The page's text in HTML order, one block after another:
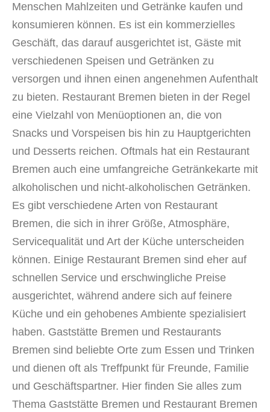
Menschen Mahlzeiten und Getränke kaufen und
konsumieren können. Es ist ein kommerzielles
Geschäft, das darauf ausgerichtet ist, Gäste mit
verschiedenen Speisen und Getränken zu
versorgen und ihnen einen angenehmen Aufenthalt
zu bieten. Restaurant Bremen bieten in der Regel
eine Vielzahl von Menüoptionen an, die von
Snacks und Vorspeisen bis hin zu Hauptgerichten
und Desserts reichen. Oftmals hat ein Restaurant
Bremen auch eine umfangreiche Getränkekarte mit
alkoholischen und nicht-alkoholischen Getränken.
Es gibt verschiedene Arten von Restaurant
Bremen, die sich in ihrer Größe, Atmosphäre,
Servicequalität und Art der Küche unterscheiden
können. Einige Restaurant Bremen sind eher auf
schnellen Service und erschwingliche Preise
ausgerichtet, während andere sich auf feinere
Küche und ein gehobenes Ambiente spezialisiert
haben. Gaststätte Bremen und Restaurants
Bremen sind beliebte Orte zum Essen und Trinken
und dienen oft als Treffpunkt für Freunde, Familie
und Geschäftspartner. Hier finden Sie alles zum
Thema Gaststätte Bremen und Restaurant Bremen